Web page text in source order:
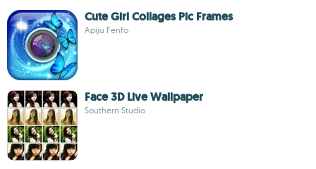
Cute Girl Collages Pic Frames
Apiju Fenfo
Face 3D Live Wallpaper
Southern Studio